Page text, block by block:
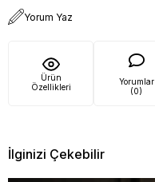
Yorum Yaz
Ürün
Özellikleri
Yorumlar
(0)
İlginizi Çekebilir